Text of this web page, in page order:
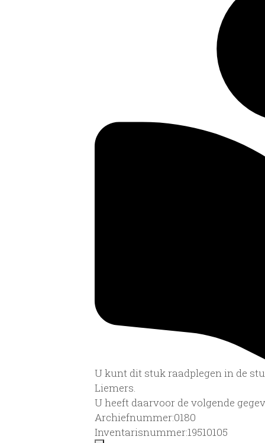
U kunt dit stuk raadplegen in de
Liemers.
U heeft daarvoor de volgende
Archiefnummer:0180
Inventarisnummer:19510105